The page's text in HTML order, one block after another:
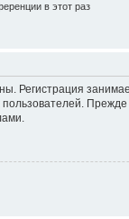
в этот раз
Регистрация